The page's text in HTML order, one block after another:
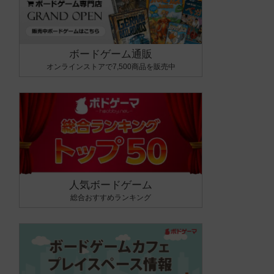
ボードゲーム通販
オンラインストアで7,500商品を販売中
人気ボードゲーム
総合おすすめランキング